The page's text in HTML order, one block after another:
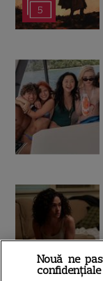
5
18
Nouă ne
confidențiale